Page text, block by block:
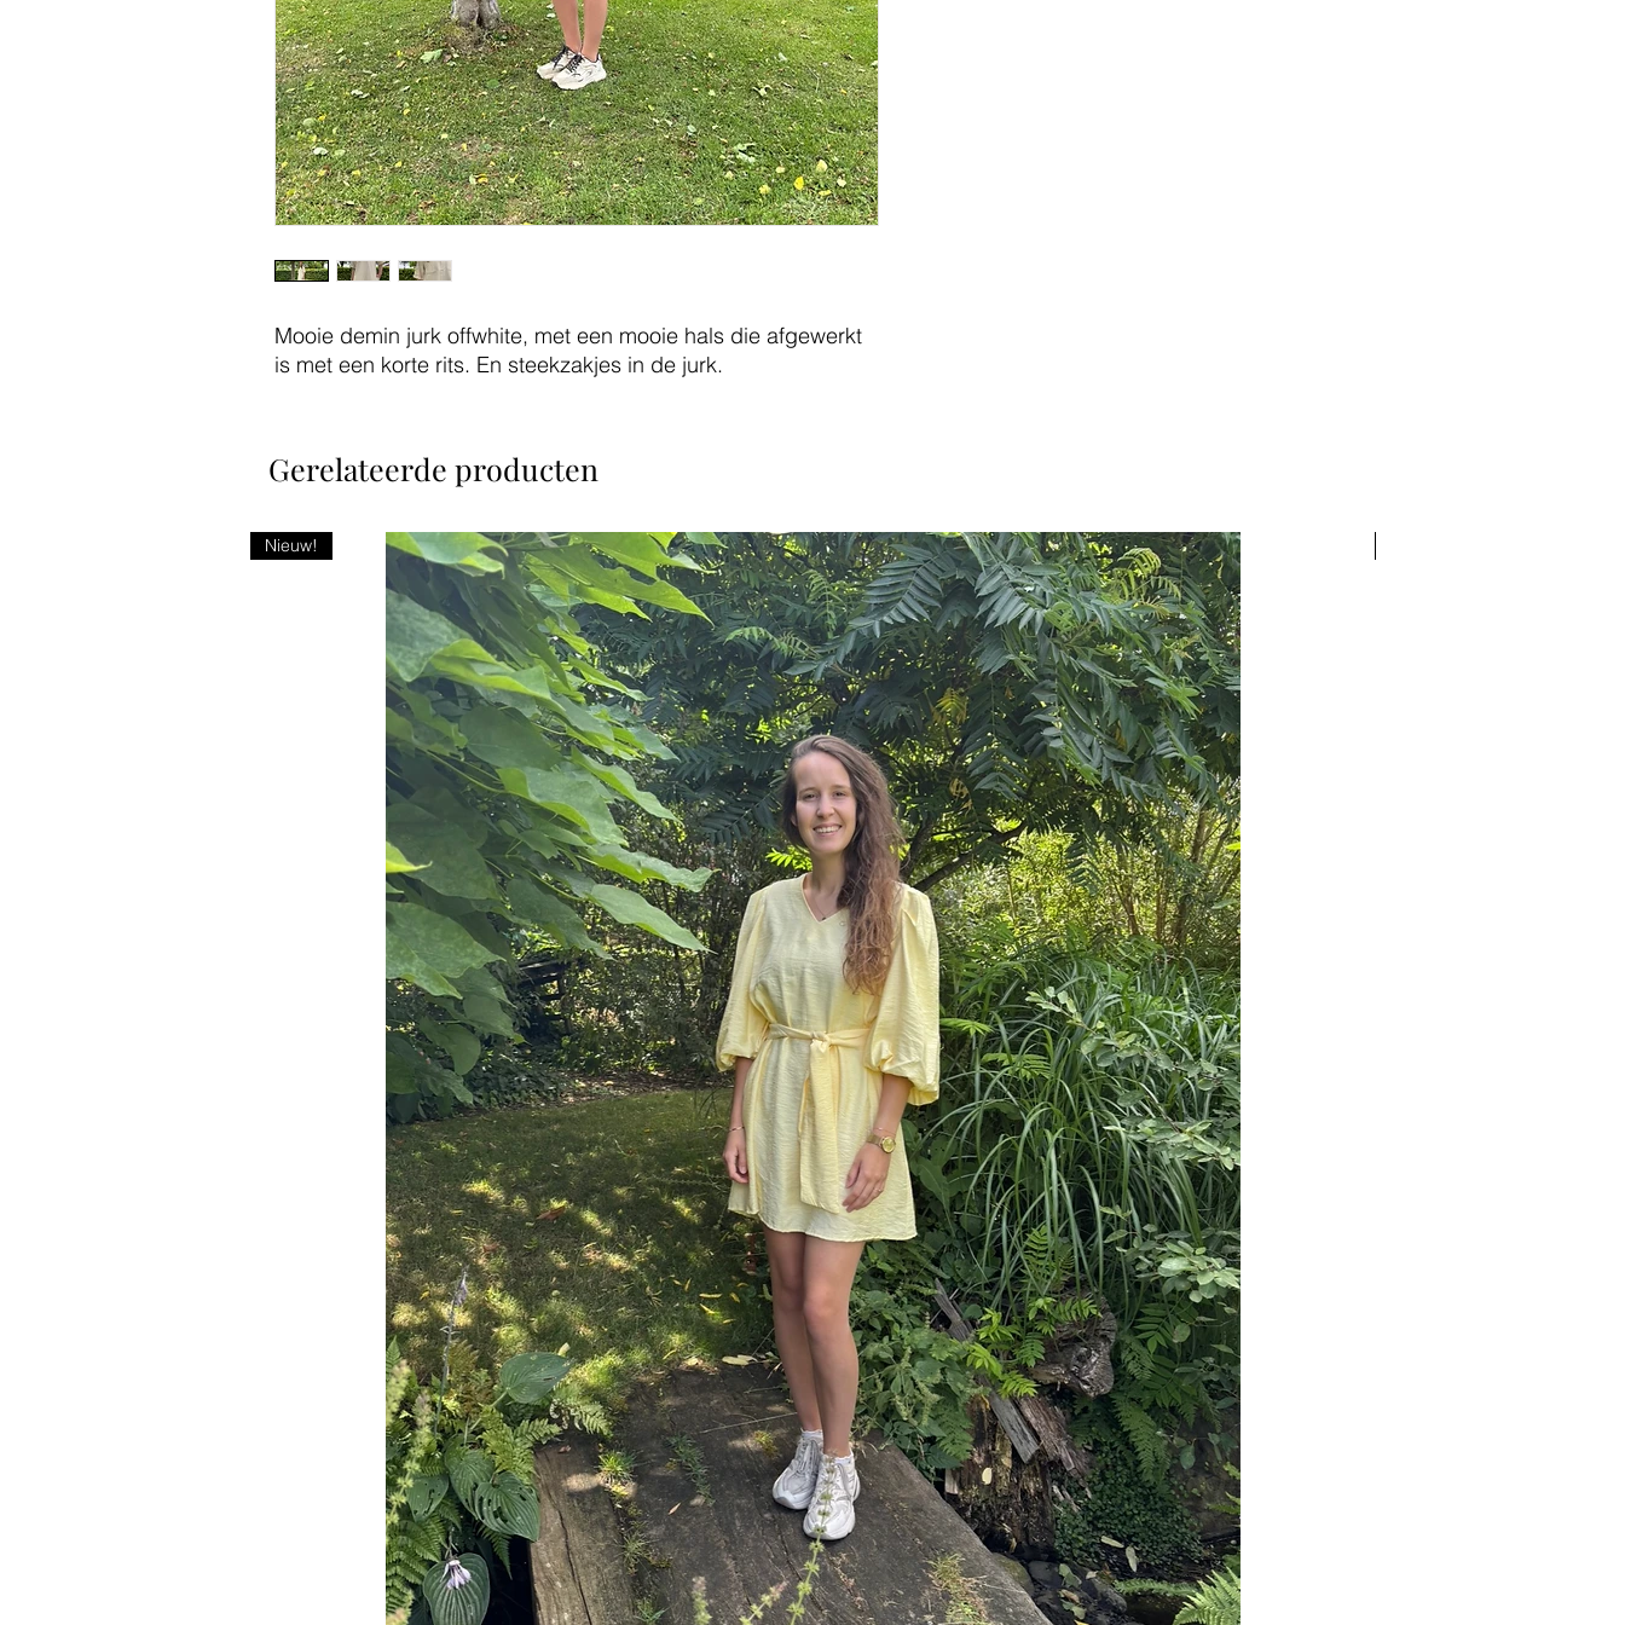
Mooie demin jurk offwhite, met een mooie hals die afgewerkt
is met een korte rits. En steekzakjes in de jurk.
Gerelateerde producten
Nieuw!